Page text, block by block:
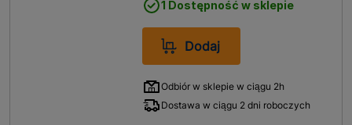
1 Dostępność w sklepie
Dodaj
Odbiór w sklepie w ciągu 2h
Dostawa w ciągu 2 dni roboczych